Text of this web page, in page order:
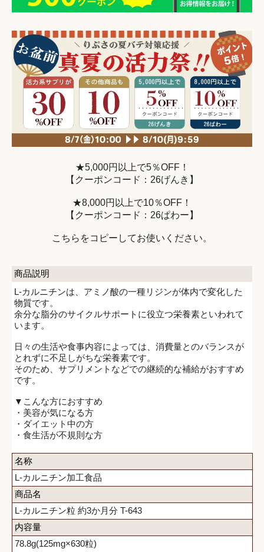
★5,000円以上で5％OFF！
【クーポンコード：26げんき】
★8,000円以上で10％OFF！
【クーポンコード：26ぱわー】
こちらをコピーしてお使いください。
商品説明
L-カルニチンは、アミノ酸の一種リジンが体内で変化した
物質です。
余分な脂分のサイクルサポートに役立つ栄養素といわれて
います。
日々の生活や食事内容によっては、消費量とのバランスが
とれずに不足しがちな栄養素です。
そのため、サプリメントなどでの継続的な補給がおすすめ
です。
▼こんな方におすすめ
・美容が気になる方
・ダイエット中の方
・食生活が不規則な方
名称
L-カルニチン加工食品
商品名
L-カルニチン粒 約3か月分 T-643
内容量
78.8g(125mg×630粒)